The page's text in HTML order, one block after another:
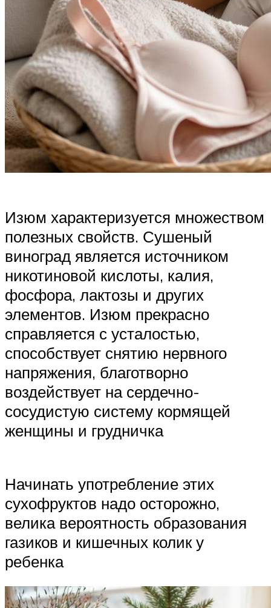
Изюм характеризуется множеством
полезных свойств. Сушеный
виноград является источником
никотиновой кислоты, калия,
фосфора, лактозы и других
элементов. Изюм прекрасно
справляется с усталостью,
способствует снятию нервного
напряжения, благотворно
воздействует на сердечно-
сосудистую систему кормящей
женщины и грудничка
Начинать употребление этих
сухофруктов надо осторожно,
велика вероятность образования
газиков и кишечных колик у
ребенка